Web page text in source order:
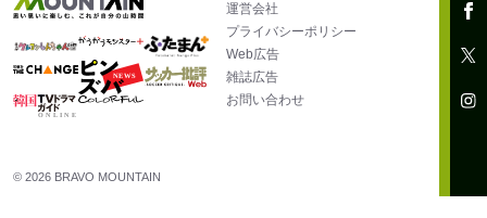
運営会社
プライバシーポリシー
Web広告
雑誌広告
お問い合わせ
© 2026 BRAVO MOUNTAIN